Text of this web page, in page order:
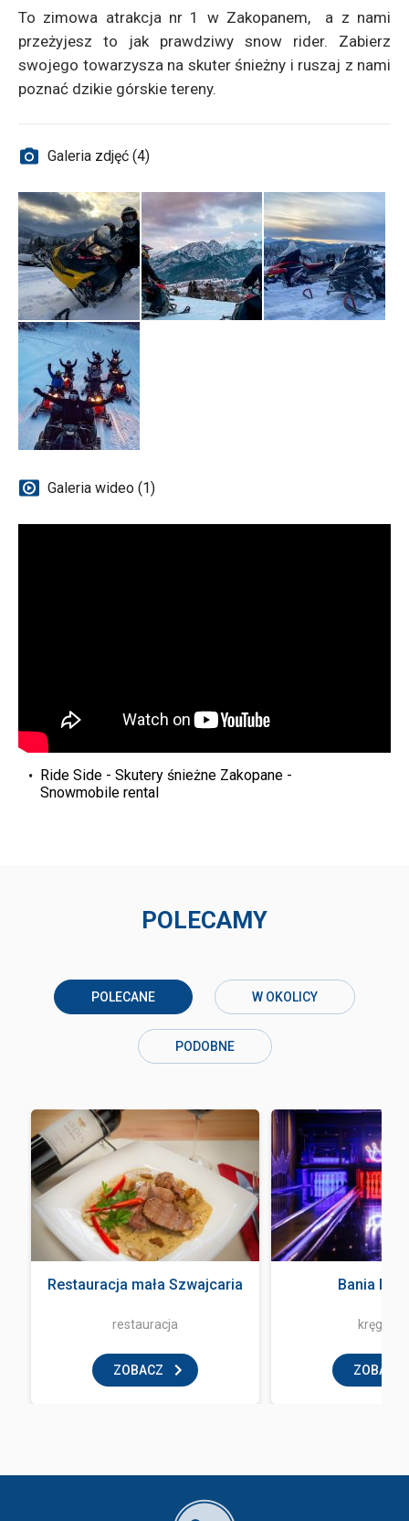
To zimowa atrakcja nr 1 w Zakopanem, a z nami
przeżyjesz to jak prawdziwy snow rider. Zabierz
swojego towarzysza na skuter śnieżny i ruszaj z nami
poznać dzikie górskie tereny.
Galeria zdjęć (4)
Galeria wideo (1)
Ride Side - Skutery śnieżne Zakopane -
Snowmobile rental
POLECAMY
POLECANE W OKOLICY
PODOBNE
Restauracja mała Szwajcaria
restauracja
ZOBACZ
Bania
ZOBACZ